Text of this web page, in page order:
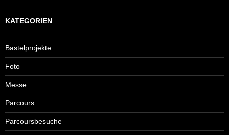
KATEGORIEN
Bastelprojekte
Foto
Messe
Parcours
Parcoursbesuche